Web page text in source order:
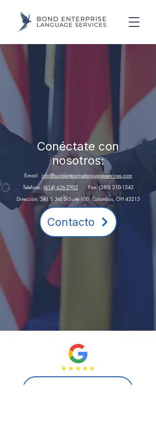
Conéctate con
nosotros:
E-mail: info@bondenterpriselanguageservices.com
Telefono: (614) 636-2905 Fax:(380) 210-1542
Dirección: 341 S 3rd St Suite 100, Columbus, OH 43215
Contacto